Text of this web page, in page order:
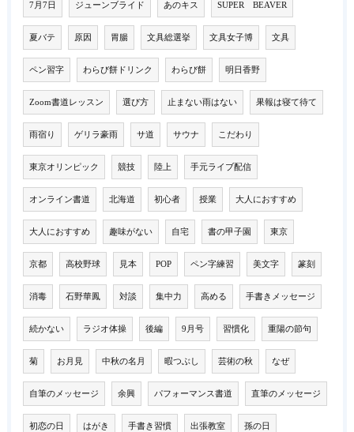
7月7日 ジューンブライド あのキス SUPER BEAVER
夏バテ 原因 胃腸 文具総選挙 文具女子博 文具
ペン習字 わらび餅ドリンク わらび餅 明日香野
Zoom書道レッスン 選び方 止まない雨はない 果報は寝て待て
雨宿り ゲリラ豪雨 サ道 サウナ こだわり
東京オリンピック 競技 陸上 手元ライブ配信
オンライン書道 北海道 初心者 授業 大人におすすめ
大人におすすめ 趣味がない 自宅 書の甲子園 東京
京都 高校野球 見本 POP ペン字練習 美文字 篆刻
消毒 石野華鳳 対談 集中力 高める 手書きメッセージ
続かない ラジオ体操 後編 9月号 習慣化 重陽の節句
菊 お月見 中秋の名月 暇つぶし 芸術の秋 なぜ
自筆のメッセージ 余興 パフォーマンス書道 直筆のメッセージ
初恋の日 はがき 手書き習慣 出張教室 孫の日